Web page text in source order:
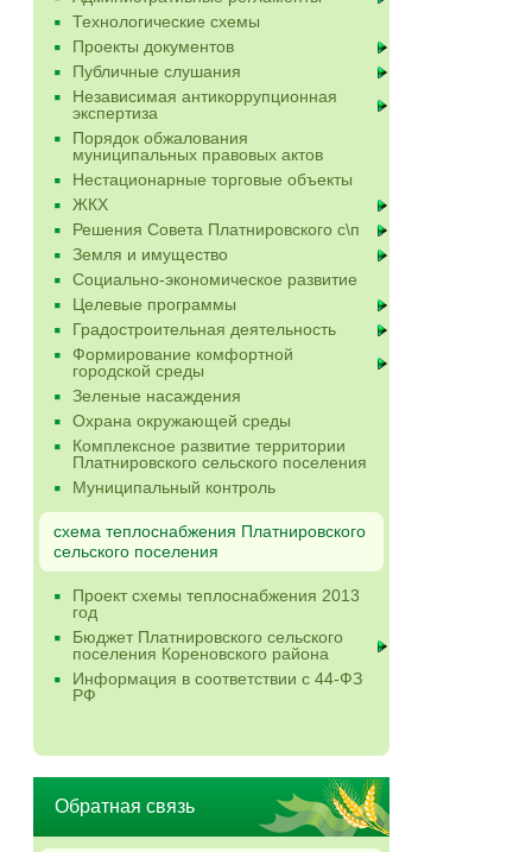
Технологические схемы
Проекты документов
Публичные слушания
Независимая антикоррупционная
экспертиза
Порядок обжалования
муниципальных правовых актов
Нестационарные торговые объекты
ЖКХ
Решения Совета Платнировского с\п
Земля и имущество
Социально-экономическое развитие
Целевые программы
Градостроительная деятельность
Формирование комфортной
городской среды
Зеленые насаждения
Охрана окружающей среды
Комплексное развитие территории
Платнировского сельского поселения
Муниципальный контроль
схема теплоснабжения Платнировского
сельского поселения
Проект схемы теплоснабжения 2013
год
Бюджет Платнировского сельского
поселения Кореновского района
Информация в соответствии с 44-ФЗ
РФ
Обратная связь